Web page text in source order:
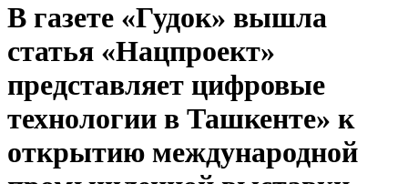
В газете «Гудок» вышла
статья «Нацпроект»
представляет цифровые
технологии в Ташкенте» к
открытию международной